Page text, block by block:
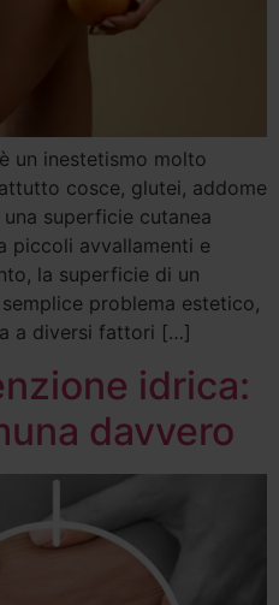
un inestetismo molto
cosce, glutei, addome
superficie cutanea
piccoli avvallamenti e
la superficie di un
problema estetico,
a diversi fattori […]
idrica:
davvero